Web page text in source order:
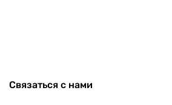
Связаться с нами